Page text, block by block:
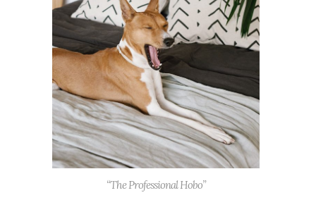
“The Professional Hobo”